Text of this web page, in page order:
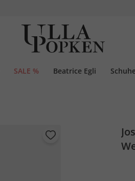
SALE % Beatrice Egli